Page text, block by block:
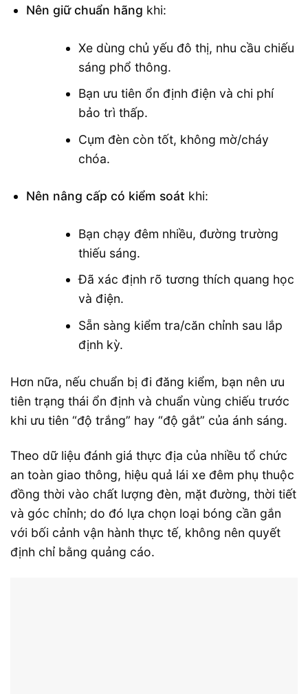
Nên giữ chuẩn hãng khi:
Xe dùng chủ yếu đô thị, nhu cầu chiếu
sáng phổ thông.
Bạn ưu tiên ổn định điện và chi phí
bảo trì thấp.
Cụm đèn còn tốt, không mờ/cháy
chóa.
Nên nâng cấp có kiểm soát khi:
Bạn chạy đêm nhiều, đường trường
thiếu sáng.
Đã xác định rõ tương thích quang học
và điện.
Sẵn sàng kiểm tra/căn chỉnh sau lắp
định kỳ.
Hơn nữa, nếu chuẩn bị đi đăng kiểm, bạn nên ưu
tiên trạng thái ổn định và chuẩn vùng chiếu trước
khi ưu tiên “độ trắng” hay “độ gắt” của ánh sáng.
Theo dữ liệu đánh giá thực địa của nhiều tổ chức
an toàn giao thông, hiệu quả lái xe đêm phụ thuộc
đồng thời vào chất lượng đèn, mặt đường, thời tiết
và góc chỉnh; do đó lựa chọn loại bóng cần gắn
với bối cảnh vận hành thực tế, không nên quyết
định chỉ bằng quảng cáo.